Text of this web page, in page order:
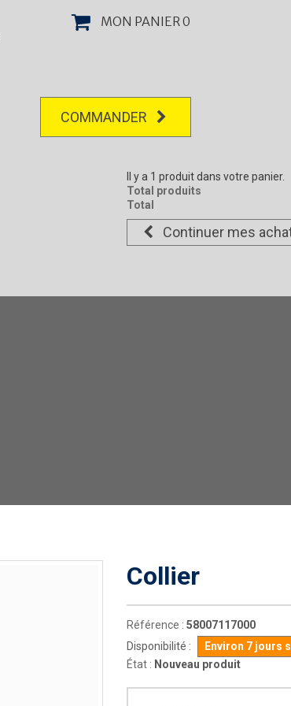
MON PANIER0
COMMANDER
Il y a 1 produit dans votre panier.
Total produits
Total
Continuer mes
Collier
Référence : 58007117000
Disponibilité :
Environ 7 jours
État : Nouveau produit